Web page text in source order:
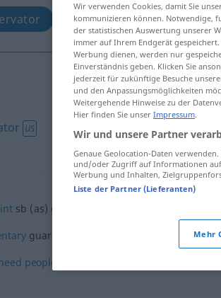
US
sb (as) guardian
guardian
people
Wir verwenden Cookies, damit Sie
kommunizieren können. Notwendige,
der statistischen Auswertung unserer
immer auf Ihrem Endgerät
Werbung dienen, werden nur
Einverständnis geben. Klicken Sie
jederzeit für zukünftige Besuche
und den Anpassungsmöglichkeiten
Weitergehende Hinweise zu der
Hier finden Sie unser Impressum.
Wir und unsere Partner
Genaue Geolocation-Daten
und/oder Zugriff auf Informationen
Werbung und Inhalten,
Liste der Partner (Lieferanten)
Mehr